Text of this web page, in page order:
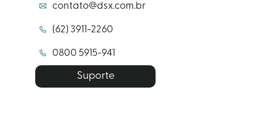
contato@dsx.com.br
(62) 3911-2260
0800 5915-941
Suporte